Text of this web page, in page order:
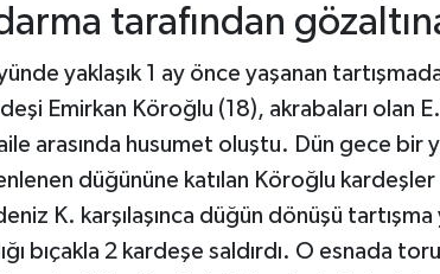
tarafından
yaklaşık 1 ay önce yaşanan
Emirkan Köroğlu (18), akrabaları olan
arasında husumet oluştu. Dün gece bir
düğününe katılan Köroğlu
K. karşılaşınca düğün dönüşü
bıçakla 2 kardeşe saldırdı. O esnada